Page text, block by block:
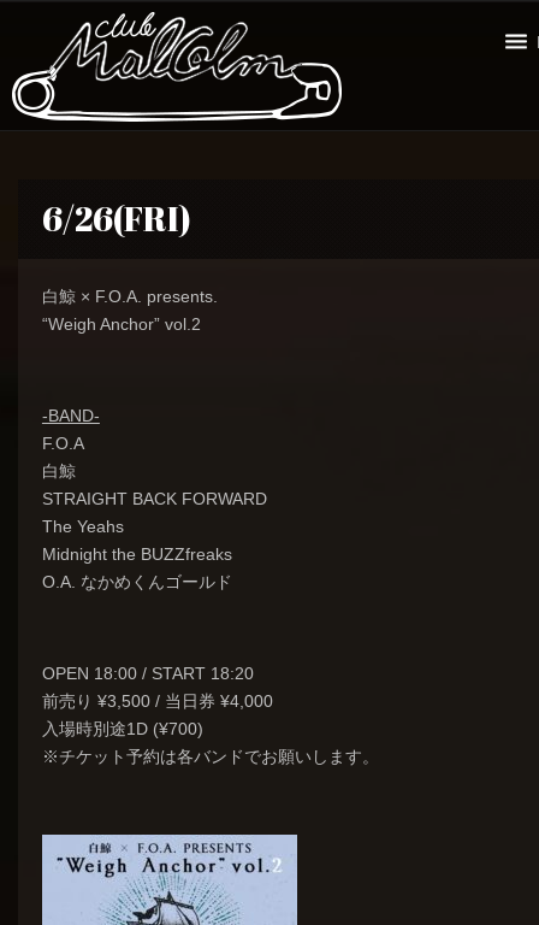
6/26(FRI)
白鯨 × F.O.A. presents.
“Weigh Anchor” vol.2
-BAND-
F.O.A
白鯨
STRAIGHT BACK FORWARD
The Yeahs
Midnight the BUZZfreaks
O.A. なかめくんゴールド
OPEN 18:00 / START 18:20
前売り ¥3,500 / 当日券 ¥4,000
入場時別途1D (¥700)
※チケット予約は各バンドでお願いします。